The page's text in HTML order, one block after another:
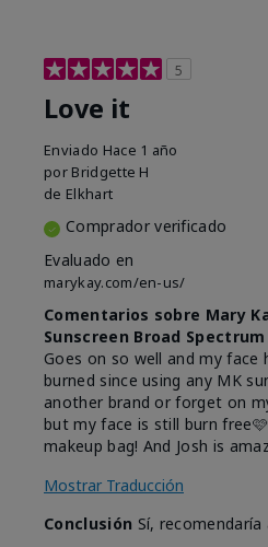
5
Love it
Enviado Hace 1 año
por Bridgette H
de Elkhart
Comprador verificado
Evaluado en
marykay.com/en-us/
Comentarios sobre Mary
Sunscreen Broad Spectrum
Goes on so well and my face
burned since using any MK
another brand or forget on
but my face is still burn
makeup bag! And Josh is
Mostrar Traducción
Conclusión Sí,